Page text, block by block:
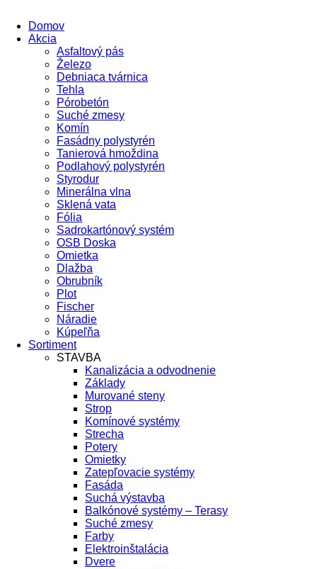
Domov
Akcia
Asfaltový pás
Železo
Debniaca tvárnica
Tehla
Pórobetón
Suché zmesy
Komín
Fasádny polystyrén
Tanierová hmoždina
Podlahový polystyrén
Styrodur
Minerálna vlna
Sklená vata
Fólia
Sadrokartónový systém
OSB Doska
Omietka
Dlažba
Obrubník
Plot
Fischer
Náradie
Kúpeľňa
Sortiment
STAVBA
Kanalizácia a odvodnenie
Základy
Murované steny
Strop
Komínové systémy
Strecha
Potery
Omietky
Zatepľovacie systémy
Fasáda
Suchá výstavba
Balkónové systémy – Terasy
Suché zmesy
Farby
Elektroinštalácia
Dvere